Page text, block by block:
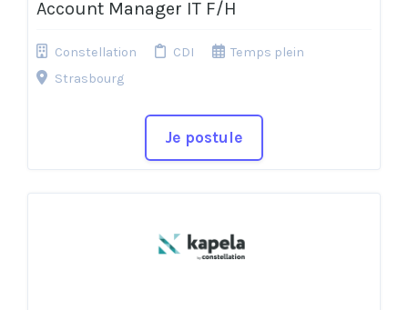
Account Manager IT F/H
Constellation CDI
Temps plein
Strasbourg
Je postule